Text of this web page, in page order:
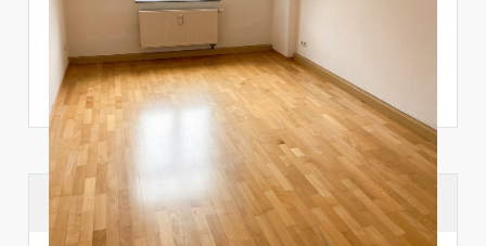
Suchhistorie